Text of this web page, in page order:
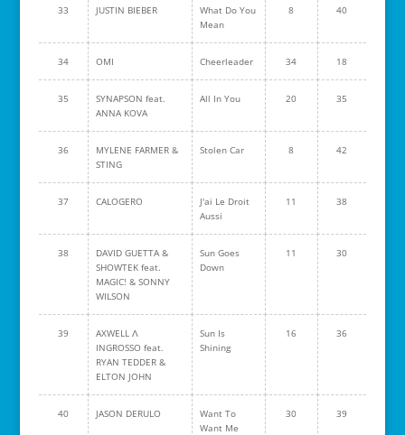
33 JUSTIN BIEBER
What Do You
Mean
8 40
34 OMI Cheerleader 34 18
35
SYNAPSON feat.
ANNA KOVA
All In You 20 35
36
MYLENE FARMER &
STING
Stolen Car 8 42
37 CALOGERO
J'ai Le Droit
Aussi
11 38
38
DAVID GUETTA &
SHOWTEK feat.
MAGIC! & SONNY
WILSON
Sun Goes
Down
11 30
39
AXWELL Λ
INGROSSO feat.
RYAN TEDDER &
ELTON JOHN
Sun Is
Shining
16 36
40 JASON DERULO
Want To
Want Me
30 39